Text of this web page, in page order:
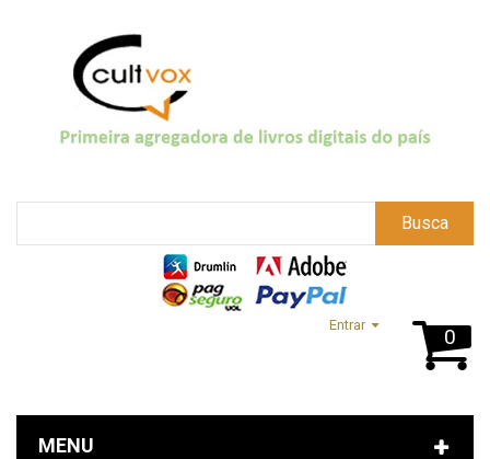
Busca
0
Entrar
MENU